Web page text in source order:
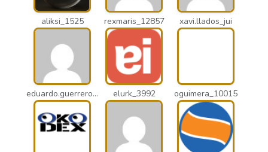
aliksi_1525 rexmaris_12857 xavi.llados_jui
eduardo.guerrero_pto elurk_3992 oguimera_10015